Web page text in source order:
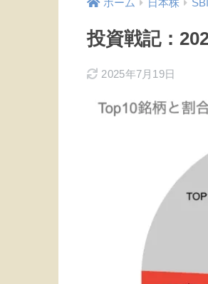
ホーム 日本株
投資戦記：
2025年7月19日